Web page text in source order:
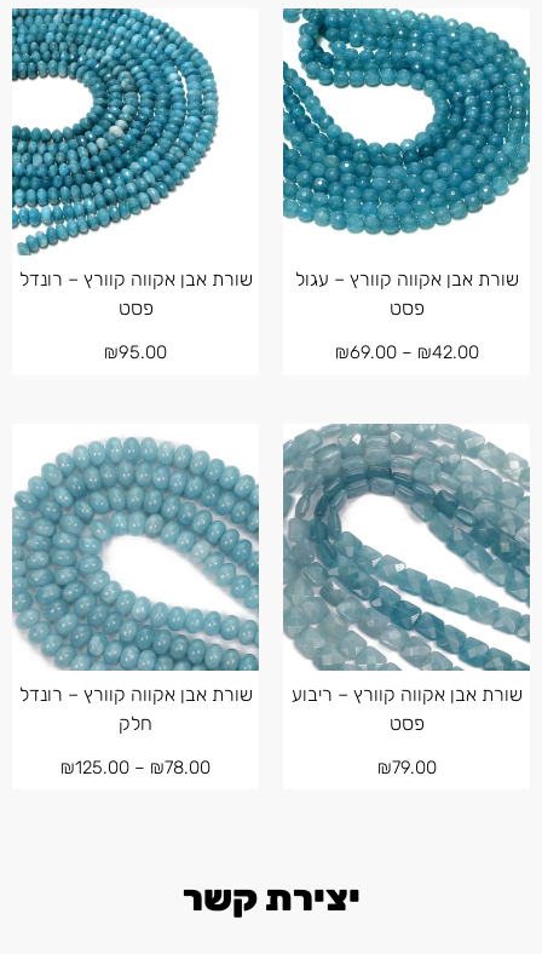
שורת אבן אקווה קוורץ – עגול
פסט
₪42.00
–
₪69.00
שורת אבן אקווה קוורץ – רונדל
פסט
₪95.00
שורת אבן אקווה קוורץ – ריבוע
פסט
₪79.00
שורת אבן אקווה קוורץ – רונדל
חלק
₪78.00
–
₪125.00
יצירת קשר